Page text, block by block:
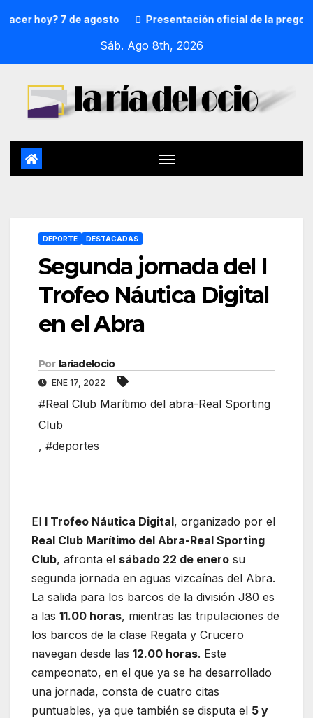
hoy? 7 de agosto Presentación oficial de la
Sáb. Ago 8th, 2026
DEPORTE DESTACADAS
Segunda jornada del I
Trofeo Náutica Digital
en el Abra
Por laríadelocio
ENE 17, 2022
#Real Club Marítimo del abra-Real Sporting
Club
, #deportes
El I Trofeo Náutica Digital, organizado por el
Real Club Marítimo del Abra-Real Sporting
Club, afronta el sábado 22 de enero su
segunda jornada en aguas vizcaínas del Abra.
La salida para los barcos de la división J80 es
a las 11.00 horas, mientras las tripulaciones de
los barcos de la clase Regata y Crucero
navegan desde las 12.00 horas. Este
campeonato, en el que ya se ha desarrollado
una jornada, consta de cuatro citas
puntuables, ya que también se disputa el 5 y